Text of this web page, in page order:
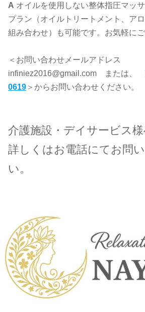
A オイルを使用しない整体指圧マッ
プラン（オイルトリートメント、ア
組み合わせ）も可能です。お気軽に
＜お問い合わせメールアドレス
infiniez2016@gmail.com または、
0619 ＞からお問い合わせください。
介護施設・デイサービス
詳しくはお電話にてお問
い。